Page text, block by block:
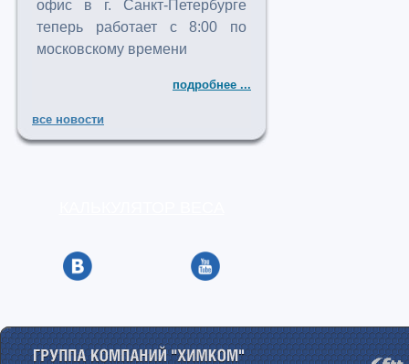
офис в г. Санкт-Петербурге
теперь работает с 8:00 по
московскому времени
подробнее ...
все новости